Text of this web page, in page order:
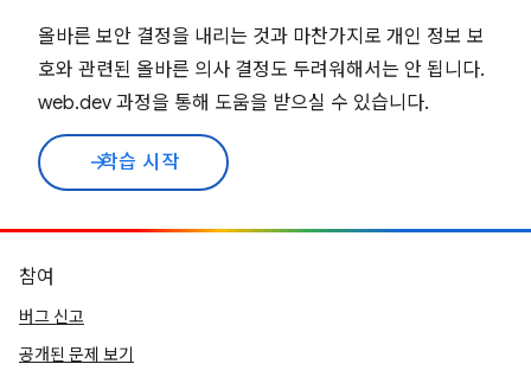
올바른 보안 결정을 내리는 것과 마찬가지로 개인 정보 보
호와 관련된 올바른 의사 결정도 두려워해서는 안 됩니다.
web.dev 과정을 통해 도움을 받으실 수 있습니다.
arrow_forward
학습 시작
참여
버그 신고
공개된 문제 보기